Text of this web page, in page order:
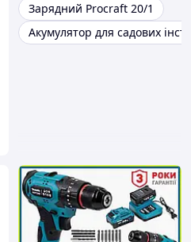
Зарядний Procraft 20/1
Акумулятор для садових